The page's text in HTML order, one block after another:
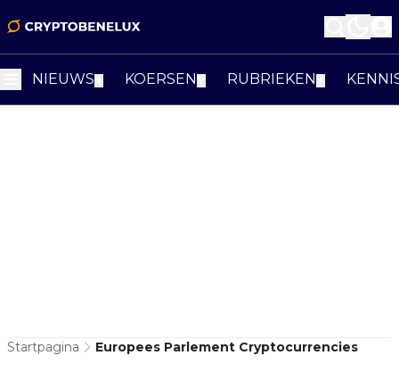
NIEUWS KOERSEN RUBRIEKEN
Startpagina Europees Parlement Cryptocurrencies